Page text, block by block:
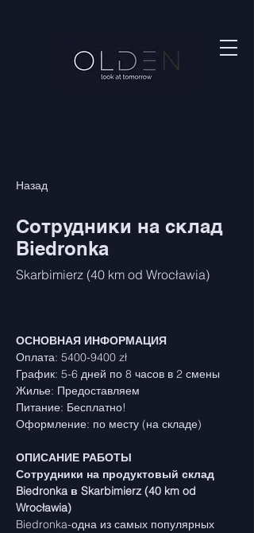
Назад
Сотрудники на склад
Biedronka
Skarbimierz (40 km od Wrocławia)
ОСНОВНАЯ ИНФОРМАЦИЯ
Оплата: 5400-9400 zł
График: 5-6 дней по 8 часов в 2 смены
Жилье: Предоставляем
Питание: Бесплатно!
Оформление: по месту (на складе)
ОПИСАНИЕ РАБОТЫ
Сотрудники на продуктовый склад
Biedronka в Skarbimierz (40 km od
Wrocławia)
Biedronka-одна из самых популярных